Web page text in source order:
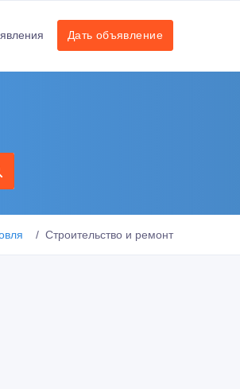
Дать объявление
Строительство и ремонт